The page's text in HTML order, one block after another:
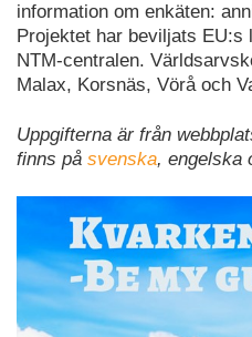
information om enkäten:
Projektet har beviljats
NTM-centralen.
Malax, Korsnäs, Vörå och
Uppgifterna är från
finns på svenska, engelska